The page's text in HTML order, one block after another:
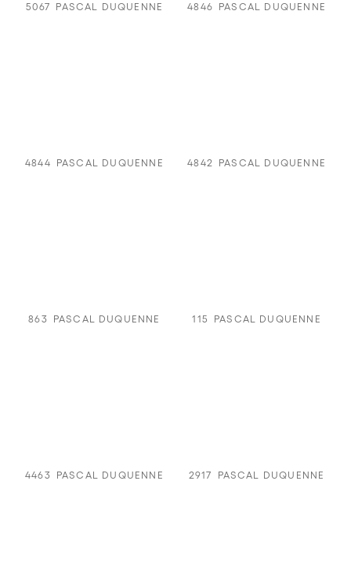
5067 PASCAL DUQUENNE 4846 PASCAL DUQUENNE
4844 PASCAL DUQUENNE 4842 PASCAL DUQUENNE
863 PASCAL DUQUENNE 115 PASCAL DUQUENNE
4463 PASCAL DUQUENNE 2917 PASCAL DUQUENNE